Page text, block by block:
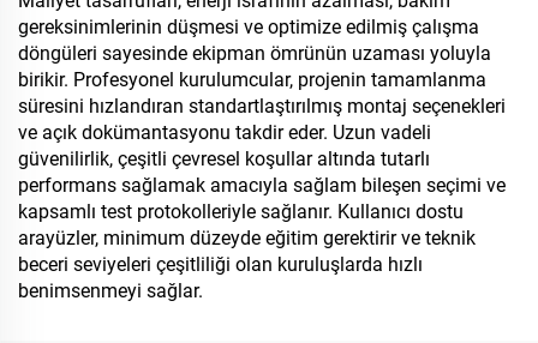
gereksinimlerinin düşmesi ve optimize edilmiş çalışma
döngüleri sayesinde ekipman ömrünün uzaması yoluyla
birikir. Profesyonel kurulumcular, projenin tamamlanma
süresini hızlandıran standartlaştırılmış montaj seçenekleri
ve açık dokümantasyonu takdir eder. Uzun vadeli
güvenilirlik, çeşitli çevresel koşullar altında tutarlı
performans sağlamak amacıyla sağlam bileşen seçimi ve
kapsamlı test protokolleriyle sağlanır. Kullanıcı dostu
arayüzler, minimum düzeyde eğitim gerektirir ve teknik
beceri seviyeleri çeşitliliği olan kuruluşlarda hızlı
benimsenmeyi sağlar.